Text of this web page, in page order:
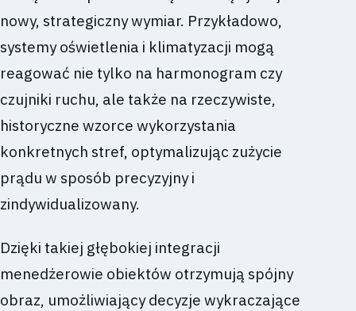
nowy, strategiczny wymiar. Przykładowo,
systemy oświetlenia i klimatyzacji mogą
reagować nie tylko na harmonogram czy
czujniki ruchu, ale także na rzeczywiste,
historyczne wzorce wykorzystania
konkretnych stref, optymalizując zużycie
prądu w sposób precyzyjny i
zindywidualizowany.
Dzięki takiej głębokiej integracji
menedżerowie obiektów otrzymują spójny
obraz, umożliwiający decyzje wykraczające